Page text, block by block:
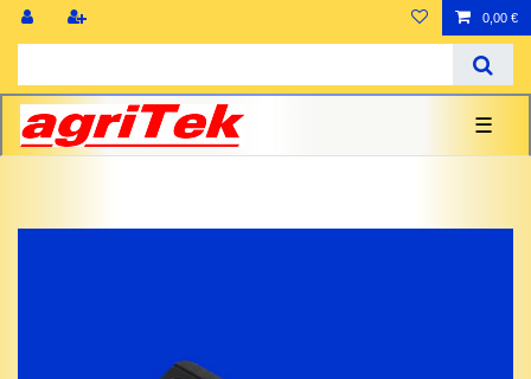
0,00 €
☰